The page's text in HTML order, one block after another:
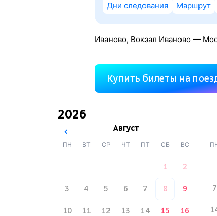
Дни следования Маршрут
Иваново, Вокзал Иваново —
Купить билеты на
2026
Август
ПН ВТ СР ЧТ ПТ СБ ВС
1 2
3 4 5 6 7 8 9
10 11 12 13 14 15 16
7